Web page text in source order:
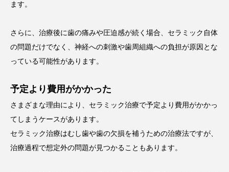
ます。
さらに、治療後に歯の痛みや圧迫感が続く場合、セラミック自体
の問題だけでなく、神経への刺激や歯周組織への負担が原因とな
っている可能性があります。
予定より費用がかかった
さまざまな理由により、セラミック治療で予定より費用がかかっ
てしまうケースがあります。
セラミック治療はむし歯や歯の欠損を補うための治療法ですが、
治療過程で想定外の問題が見つかることもあります。